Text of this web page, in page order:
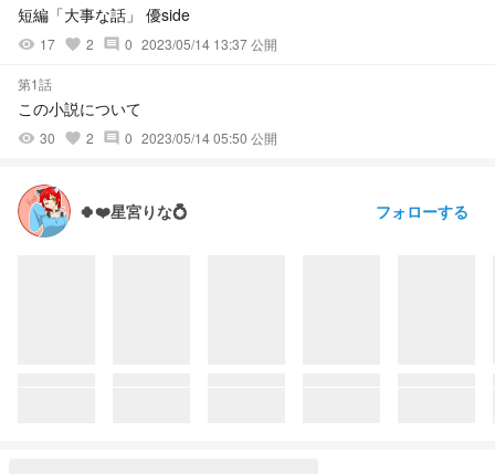
短編「大事な話」 優side
visibility 17 favorite 2 comment 0 2023/05/14 13:37 公開
第1話
この小説について
visibility 30 favorite 2 comment 0 2023/05/14 05:50 公開
🍀❤️星宮りな💍 フォローする